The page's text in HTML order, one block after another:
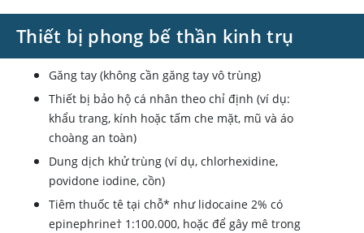
Thiết bị phong bế thần kinh trụ
Găng tay (không cần găng tay vô trùng)
Thiết bị bảo hộ cá nhân theo chỉ định (ví dụ:
khẩu trang, kính hoặc tấm che mặt, mũ và áo
choàng an toàn)
Dung dịch khử trùng (ví dụ, chlorhexidine,
povidone iodine, cồn)
Tiêm thuốc tê tại chỗ* như lidocaine 2% có
epinephrine† 1:100.000, hoặc để gây mê trong